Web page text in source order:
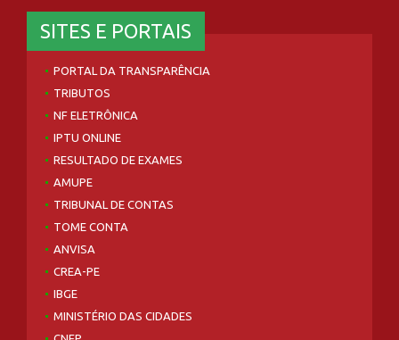
SITES E PORTAIS
PORTAL DA TRANSPARÊNCIA
TRIBUTOS
NF ELETRÔNICA
IPTU ONLINE
RESULTADO DE EXAMES
AMUPE
TRIBUNAL DE CONTAS
TOME CONTA
ANVISA
CREA-PE
IBGE
MINISTÉRIO DAS CIDADES